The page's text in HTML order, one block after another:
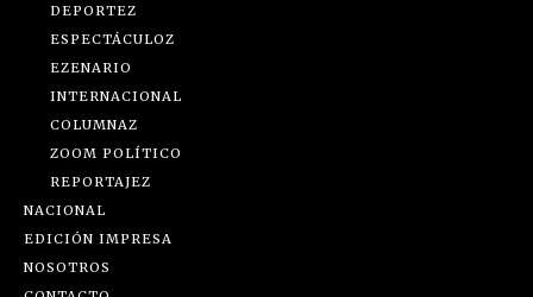
DEPORTEZ
ESPECTÁCULOZ
EZENARIO
INTERNACIONAL
COLUMNAZ
ZOOM POLÍTICO
REPORTAJEZ
NACIONAL
EDICIÓN IMPRESA
NOSOTROS